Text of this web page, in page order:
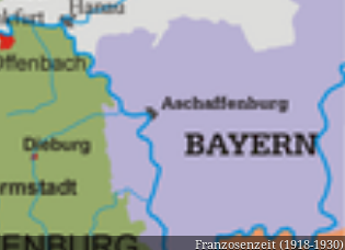
Franzosenzeit (1918-1930)